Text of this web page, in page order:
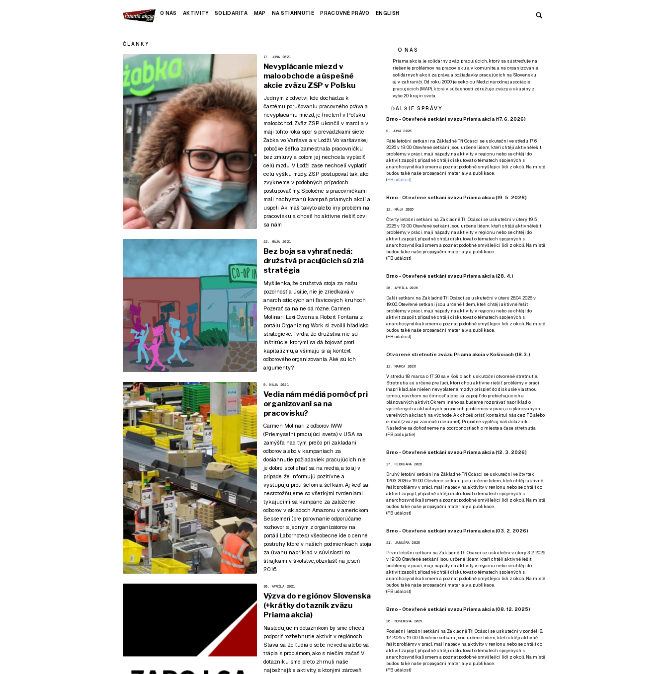
O NÁS AKTIVITY SOLIDARITA MAP NA STIAHNUTIE PRACOVNÉ PRÁVO ENGLISH
ČLÁNKY
17. JÚNA 2021
Nevyplácanie miezd v
maloobchode a úspešné
akcie zväzu ZSP v Poľsku
Jedným z odvetví, kde dochádza k
častému porušovaniu pracovného práva a
nevyplácaniu miezd, je (nielen) v Poľsku
maloobchod. Zväz ZSP ukončil v marci a v
máji tohto roka spor s prevádzkami siete
Żabka vo Varšave a v Lodži. Vo varšavskej
pobočke šéfka zamestnala pracovníčku
bez zmluvy, a potom jej nechcela vyplatiť
celú mzdu. V Lodži zase nechceli vyplatiť
celú výšku mzdy. ZSP postupoval tak, ako
zvykneme v podobných prípadoch
postupovať my. Spoločne s pracovníčkami
mali nachystanú kampaň priamych akcií a
uspeli. Ak máš takýto alebo iný problém na
pracovisku a chceš ho aktívne riešiť, ozvi
sa nám.
22. MÁJA 2021
Bez boja sa vyhrať nedá:
družstvá pracujúcich sú zlá
stratégia
Myšlienka, že družstvá stoja za našu
pozornosť a úsilie, nie je zriedkavá v
anarchistických ani ľavicových kruhoch.
Pozerať sa na ne dá rôzne. Carmen
Molinari, Lexi Owens a Robert Fontana z
portálu Organizing Work si zvolili hľadisko
strategické. Tvrdia, že družstvá nie sú
inštitúcie, ktorými sa dá bojovať proti
kapitalizmu, a všímajú si aj kontext
odborového organizovania. Aké sú ich
argumenty?
9. MÁJA 2021
Vedia nám médiá pomôcť pri
organizovaní sa na
pracovisku?
Carmen Molinari z odborov IWW
(Priemyselní pracujúci sveta) v USA sa
zamýšľa nad tým, prečo pri zakladaní
odborov alebo v kampaniach za
dosiahnutie požiadaviek pracujúcich nie
je dobré spoliehať sa na médiá, a to aj v
prípade, že informujú pozitívne a
vystupujú proti šéfom a šéfkam. Aj keď sa
nestotožňujeme so všetkými tvrdeniami
týkajúcimi sa kampane za založenie
odborov v skladoch Amazonu v americkom
Bessemeri (pre porovnanie odporúčame
rozhovor s jedným z organizátorov na
portáli Labornotes), všeobecne ide o cenné
postrehy, ktoré v našich podmienkach stoja
za úvahu napríklad v súvislosti so
štrajkami v školstve, obzvlášť na jeseň
2016.
30. APRÍLA 2021
Výzva do regiónov Slovenska
(+krátky dotazník zväzu
Priama akcia)
Nasledujúcim dotazníkom by sme chceli
podporiť rozbehnutie aktivít v regiónoch.
Stáva sa, že ľudia o sebe nevedia alebo sa
trápia s problémom, ako s niečím začať. V
dotazníku sme preto zhrnuli naše
najbežnejšie aktivity, s ktorými zároveň
O NÁS
Priama akcia je solidárny zväz pracujúcich, ktorý sa sústreďuje na
riešenie problémov na pracovisku a v komunite, a na organizovanie
solidárnych akcií za práva a požiadavky pracujúcich na Slovensku
aj v zahraničí. Od roku 2000 je sekciou Medzinárodnej asociácie
pracujúcich (MAP), ktorá v súčasnosti združuje zväzy a skupiny z
vyše 20 krajín sveta.
ĎALŠIE SPRÁVY
Brno - Otevřené setkání svazu Priama akcia (17. 6. 2026)
9. JÚNA 2026
Páté letošní setkání na Základně Tři Ocásci se uskuteční ve středu 17. 6.
2026 v 19:00. Otevřené setkání jsou určené lidem, kteří chtějí aktivněřešit
problémy v práci, mají nápady na aktivity v regionu nebo se chtějí do
aktivit zapojit, případně chtějí diskutovat o tématech spojených s
anarchosyndikalismem a poznat podobně smýšlející lidi z okolí. Na místě
budou také naše propagační materiály a publikace.
(FB událost)
Brno - Otevřené setkání svazu Priama akcia (19. 5. 2026)
12. MÁJA 2026
Čtvrtý letošní setkání na Základně Tři Ocásci se uskuteční v úterý 19. 5.
2026 v 19:00. Otevřené setkání jsou určené lidem, kteří chtějí aktivněřešit
problémy v práci, mají nápady na aktivity v regionu nebo se chtějí do
aktivit zapojit, případně chtějí diskutovat o tématech spojených s
anarchosyndikalismem a poznat podobně smýšlející lidi z okolí. Na místě
budou také naše propagační materiály a publikace.
(FB událost)
Brno - Otevřené setkání svazu Priama akcia (28. 4.)
20. APRÍLA 2026
Další setkání na Základně Tři Ocásci se uskuteční v úterý 28.04. 2026 v
19:00. Otevřené setkání jsou určené lidem, kteří chtějí aktivně řešit
problémy v práci, mají nápady na aktivity v regionu nebo se chtějí do
aktivit zapojit, případně chtějí diskutovat o tématech spojených s
anarchosyndikalismem a poznat podobně smýšlející lidi z okolí. Na místě
budou také naše propagační materiály a publikace.
(FB událost)
Otvorené stretnutie zväzu Priama akcia v Košiciach (18.3.)
12. MARCA 2026
V stredu 18. marca o 17:30 sa v Košiciach uskutoční otvorené stretnutie.
Stretnutia sú určené pre ľudí, ktorí chcú aktívne riešiť problémy v práci
(napríklad, ale nielen nevyplatené mzdy), prispieť do diskusie vlastnou
témou, návrhom na činnosť alebo sa zapojiť do prebiehajúcich a
plánovaných aktivít. Okrem iného sa budeme rozprávať napríklad o
vyriešených a aktuálnych prípadoch problémov v práci, a o plánovaných
verejných akciach na východe. Ak chceš prísť, kontaktuj nás cez FBalebo
e-mail (zvazpa zavináč riseup.net). Prípadnevyplň aj náš dotazník.
Následne sa dohodneme na podrobnostiach o mieste a čase stretnutia.
(FB podujatie)
Brno - Otevřené setkání svazu Priama akcia (12. 3. 2026)
27. FEBRUÁRA 2026
Druhý letošní setkání na Základně Tři Ocásci se uskuteční ve čtvrtek
12.03. 2026 v 19:00. Otevřené setkání jsou určené lidem, kteří chtějí aktivně
řešit problémy v práci, mají nápady na aktivity v regionu nebo se chtějí do
aktivit zapojit, případně chtějí diskutovat o tématech spojených s
anarchosyndikalismem a poznat podobně smýšlející lidi z okolí. Na místě
budou také naše propagační materiály a publikace.
(FB událost)
Brno - Otevřené setkání svazu Priama akcia (03. 2. 2026)
21. JANUÁRA 2026
První letošní setkání na Základně Tři Ocásci se uskuteční v úterý 3. 2. 2026
v 19:00. Otevřené setkání jsou určené lidem, kteří chtějí aktivně řešit
problémy v práci, mají nápady na aktivity v regionu nebo se chtějí do
aktivit zapojit, případně chtějí diskutovat o tématech spojených s
anarchosyndikalismem a poznat podobně smýšlející lidi z okolí. Na místě
budou také naše propagační materiály a publikace.
(FB událost)
Brno - Otevřené setkání svazu Priama akcia (08. 12. 2025)
26. NOVEMBRA 2025
Poslední letošní setkání na Základně Tři Ocásci se uskuteční v ponděli 8.
12. 2025 v 19:00. Otevřené setkání jsou určené lidem, kteří chtějí aktivně
řešit problémy v práci, mají nápady na aktivity v regionu nebo se chtějí do
aktivit zapojit, případně chtějí diskutovat o tématech spojených s
anarchosyndikalismem a poznat podobně smýšlející lidi z okolí. Na místě
budou také naše propagační materiály a publikace.
(FB událost)